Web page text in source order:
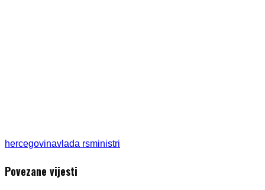
hercegovinavlada rsministri
Povezane vijesti